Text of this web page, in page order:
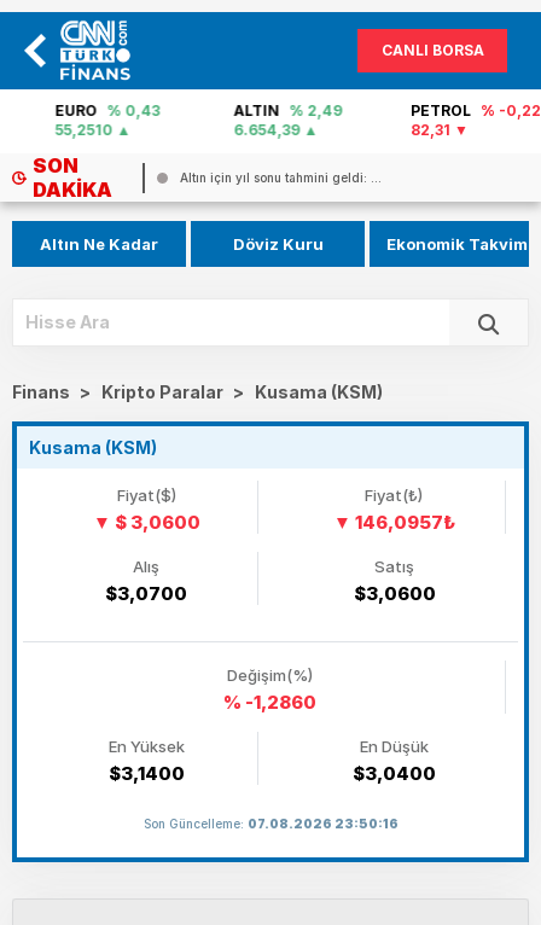
CANLI BORSA
% 0,43
55,2510
ALTIN % 2,49
6.654,39
PETROL
% -0,22
SON
DAKIKA
ABD istihbaratından kara harekatı i...
Altın Ne Kadar Döviz Kuru Ekonomik Takvim
Finans > Kripto Paralar > Kusama (KSM)
Kusama (KSM)
Fiyat($)
$ 3,0600
Fiyat(₺)
146,0957₺
Alış
$3,0700
Satış
$3,0600
Değişim(%)
% -1,2860
En Yüksek
$3,1400
En Düşük
$3,0400
Son Güncelleme: 07.08.2026 23:50:16